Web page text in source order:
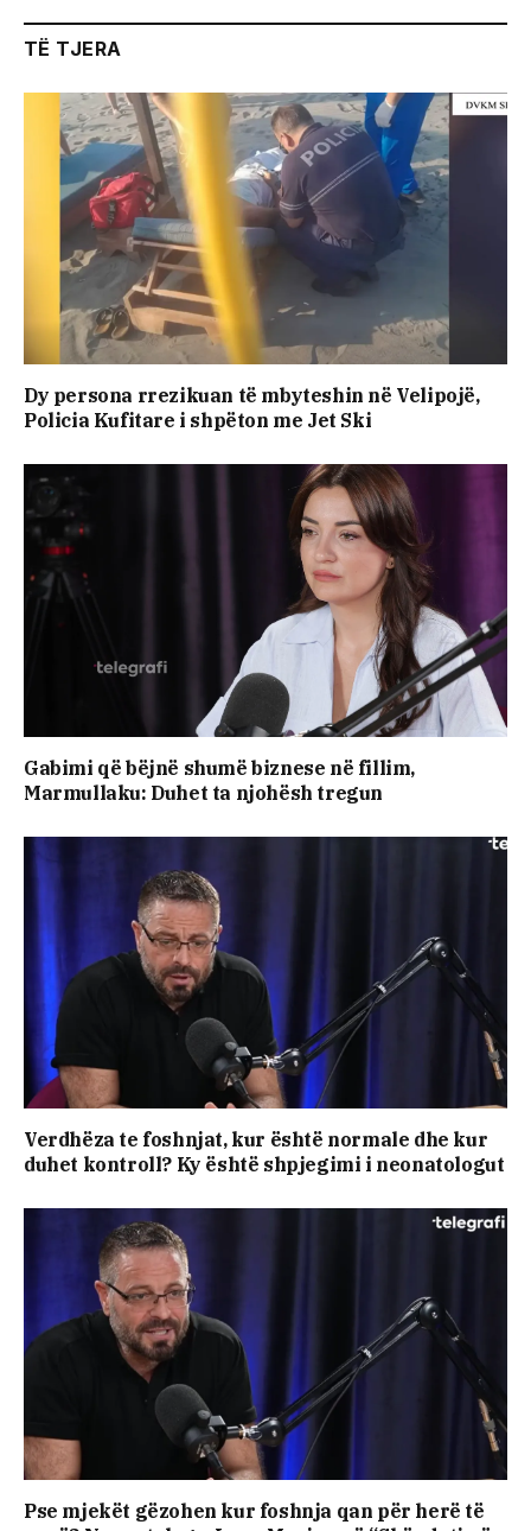
TË TJERA
Dy persona rrezikuan të mbyteshin në Velipojë,
Policia Kufitare i shpëton me Jet Ski
Gabimi që bëjnë shumë biznese në fillim,
Marmullaku: Duhet ta njohësh tregun
Verdhëza te foshnjat, kur është normale dhe kur
duhet kontroll? Ky është shpjegimi i neonatologut
Pse mjekët gëzohen kur foshnja qan për herë të